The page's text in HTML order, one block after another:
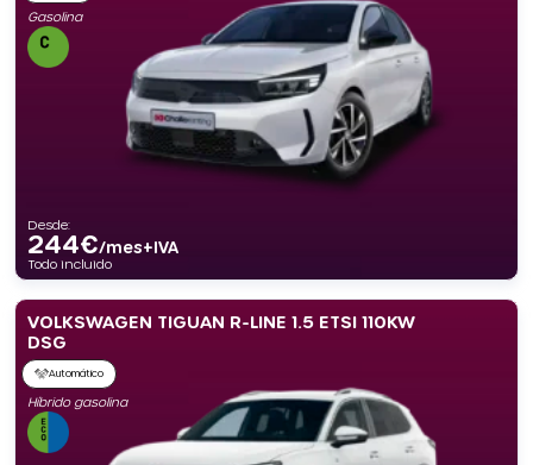
Gasolina
Desde:
244€/mes+IVA
Todo incluido
VOLKSWAGEN TIGUAN R-LINE 1.5 ETSI 110KW
DSG
Automático
Híbrido gasolina